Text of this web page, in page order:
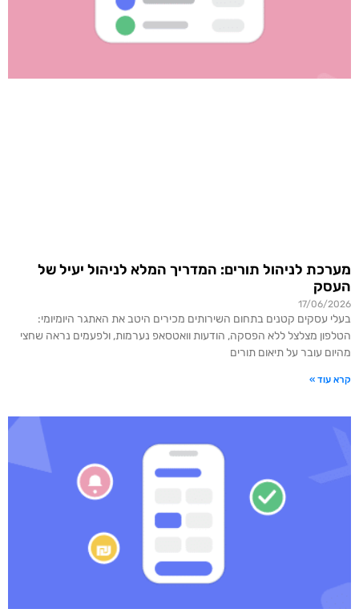
מערכת לניהול תורים: המדריך המלא לניהול יעיל של
העסק
17/06/2026
בעלי עסקים קטנים בתחום השירותים מכירים היטב את האתגר היומיומי:
הטלפון מצלצל ללא הפסקה, הודעות וואטסאפ נערמות, ולפעמים נראה שחצי
מהיום עובר על תיאום תורים
קרא עוד »